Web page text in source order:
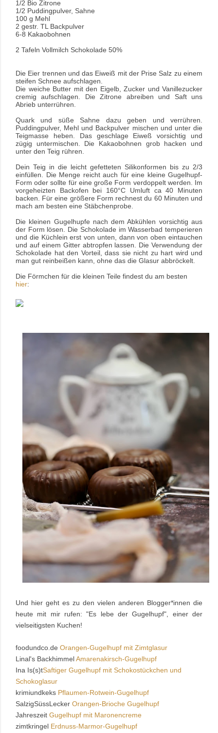
1/2 Bio Zitrone
1/2 Puddingpulver, Sahne
100 g Mehl
2 gestr. TL Backpulver
6-8 Kakaobohnen
2 Tafeln Vollmilch Schokolade 50%
Die Eier trennen und das Eiweiß mit der Prise Salz zu einem
steifen Schnee aufschlagen.
Die weiche Butter mit den Eigelb, Zucker und Vanillezucker
cremig aufschlagen. Die Zitrone abreiben und Saft uns
Abrieb unterrühren.
Quark und süße Sahne dazu geben und verrühren.
Puddingpulver, Mehl und Backpulver mischen und unter die
Teigmasse heben. Das geschlage Eiweß vorsichtig und
zügig untermischen. Die Kakaobohnen grob hacken und
unter den Teig rühren.
Dein Teig in die leicht gefetteten Silikonformen bis zu 2/3
einfüllen. Die Menge reicht auch für eine kleine Gugelhupf-
Form oder sollte für eine große Form verdoppelt werden. Im
vorgeheizten Backofen bei 160°C Umluft ca 40 Minuten
backen. Für eine größere Form rechnest du 60 Minuten und
mach am besten eine Stäbchenprobe.
Die kleinen Gugelhupfe nach dem Abkühlen vorsichtig aus
der Form lösen. Die Schokolade im Wasserbad temperieren
und die Küchlein erst von unten, dann von oben eintauchen
und auf einem Gitter abtropfen lassen. Die Verwendung der
Schokolade hat den Vorteil, dass sie nicht zu hart wird und
man gut reinbeißen kann, ohne das die Glasur abbröckelt.
Die Förmchen für die kleinen Teile findest du am besten
hier:
Und hier geht es zu den vielen anderen Blogger*innen die
heute mit mir rufen: "Es lebe der Gugelhupf", einer der
vielseitigsten Kuchen!
foodundco.de Orangen-Gugelhupf mit Zimtglasur
Linal's BackhimmelAmarenakirsch-Gugelhupf
Ina Is(s)tSaftiger Gugelhupf mit Schokostückchen und
Schokoglasur
krimiundkeks Pflaumen-Rotwein-Gugelhupf
SalzigSüssLecker Orangen-Brioche Gugelhupf
Jahreszeit Gugelhupf mit Maronencreme
zimtkringel Erdnuss-Marmor-Gugelhupf